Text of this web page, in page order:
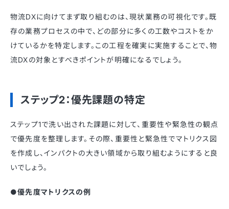
物流DXに向けてまず取り組むのは、現状業務の可視化です。既
存の業務プロセスの中で、どの部分に多くの工数やコストをか
けているかを特定します。この工程を確実に実施することで、物
流DXの対象とすべきポイントが明確になるでしょう。
ステップ2：優先課題の特定
ステップ1で洗い出された課題に対して、重要性や緊急性の観点
で優先度を整理します。その際、重要性と緊急性でマトリクス図
を作成し、インパクトの大きい領域から取り組むようにすると良
いでしょう。
●優先度マトリクスの例